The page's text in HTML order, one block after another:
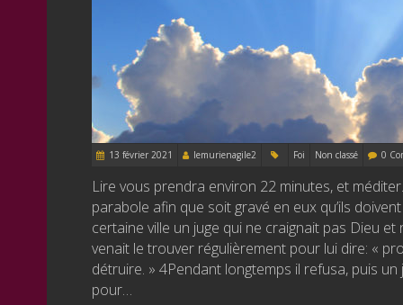
13 février 2021 lemurienagile2 Foi Non classé 0
Lire vous prendra environ 22 minutes, et
parabole afin que soit gravé en eux qu’ils
certaine ville un juge qui ne craignait pas Dieu
venait le trouver régulièrement pour lui dire: «
détruire. » 4Pendant longtemps il refusa, puis
pour…